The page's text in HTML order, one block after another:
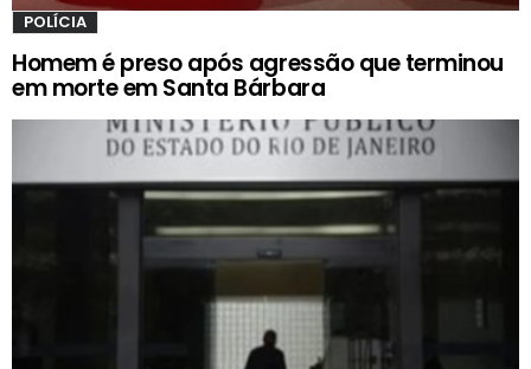
POLÍCIA
Homem é preso após agressão que terminou
em morte em Santa Bárbara